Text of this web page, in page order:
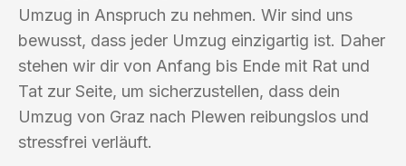
Umzug in Anspruch zu nehmen. Wir sind uns
bewusst, dass jeder Umzug einzigartig ist. Daher
stehen wir dir von Anfang bis Ende mit Rat und
Tat zur Seite, um sicherzustellen, dass dein
Umzug von Graz nach Plewen reibungslos und
stressfrei verläuft.